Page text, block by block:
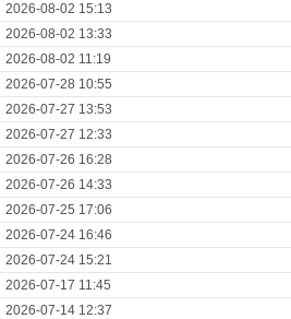
2026-08-02 15:13
2026-08-02 13:33
2026-08-02 11:19
2026-07-28 10:55
2026-07-27 13:53
2026-07-27 12:33
2026-07-26 16:28
2026-07-26 14:33
2026-07-25 17:06
2026-07-24 16:46
2026-07-24 15:21
2026-07-17 11:45
2026-07-14 12:37